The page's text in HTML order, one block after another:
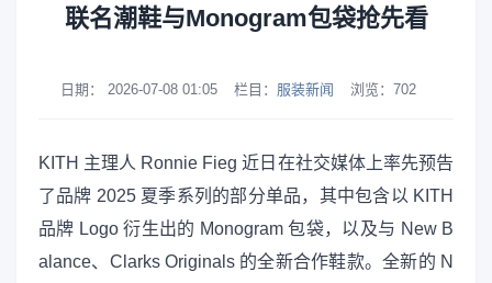
联名潮鞋与Monogram包袋抢先看
日期： 2026-07-08 01:05 栏目： 服装新闻 浏览： 702
KITH 主理人 Ronnie Fieg 近日在社交媒体上率先预告
了品牌 2025 夏季系列的部分单品，其中包含以 KITH
品牌 Logo 衍生出的 Monogram 包袋，以及与 New B
alance、Clarks Originals 的全新合作鞋款。全新的 N